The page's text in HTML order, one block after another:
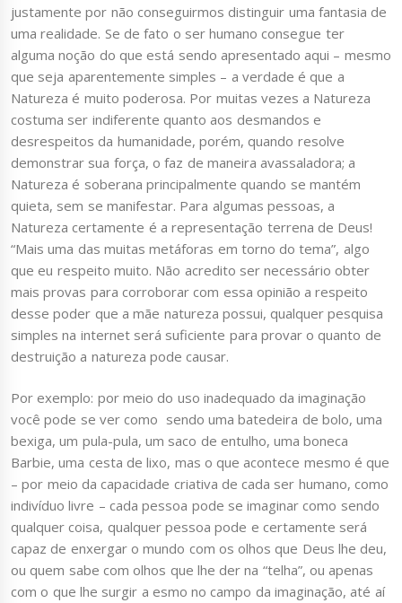
justamente por não conseguirmos distinguir uma fantasia de
uma realidade. Se de fato o ser humano consegue ter
alguma noção do que está sendo apresentado aqui – mesmo
que seja aparentemente simples – a verdade é que a
Natureza é muito poderosa. Por muitas vezes a Natureza
costuma ser indiferente quanto aos desmandos e
desrespeitos da humanidade, porém, quando resolve
demonstrar sua força, o faz de maneira avassaladora; a
Natureza é soberana principalmente quando se mantém
quieta, sem se manifestar. Para algumas pessoas, a
Natureza certamente é a representação terrena de Deus!
“Mais uma das muitas metáforas em torno do tema”, algo
que eu respeito muito. Não acredito ser necessário obter
mais provas para corroborar com essa opinião a respeito
desse poder que a mãe natureza possui, qualquer pesquisa
simples na internet será suficiente para provar o quanto de
destruição a natureza pode causar.
Por exemplo: por meio do uso inadequado da imaginação
você pode se ver como sendo uma batedeira de bolo, uma
bexiga, um pula-pula, um saco de entulho, uma boneca
Barbie, uma cesta de lixo, mas o que acontece mesmo é que
– por meio da capacidade criativa de cada ser humano, como
indivíduo livre – cada pessoa pode se imaginar como sendo
qualquer coisa, qualquer pessoa pode e certamente será
capaz de enxergar o mundo com os olhos que Deus lhe deu,
ou quem sabe com olhos que lhe der na “telha”, ou apenas
com o que lhe surgir a esmo no campo da imaginação, até aí